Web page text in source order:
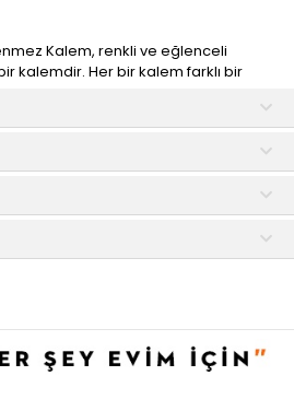
Kalem, renkli ve eğlenceli
kalemdir. Her bir kalem farklı bir
hale getirir.
bir tutuş sağlar ve uzun süreli
engeller. Pürüzsüz yazım deneyimi
düzenli tutar.
için belirlenmiştir. Toplu alımlar
ve uygun bulunmayan siparişler